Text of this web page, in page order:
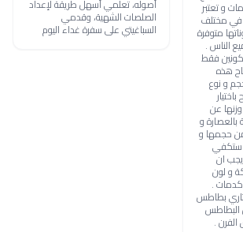
و تعتبر
في مختلف
متوفرة
الناس .
فقط
هذه
و نوع
عن
بالعصارة و
من حجمها و
ستكفي
يجب ان
و لون
.
بطاطس
البطاطس
الفرن .
أصوله، تعلمي أسهل طريقة لإعداد
الصلصات الشهية، وقدمي
السباغيتي على سفرة غداء اليوم